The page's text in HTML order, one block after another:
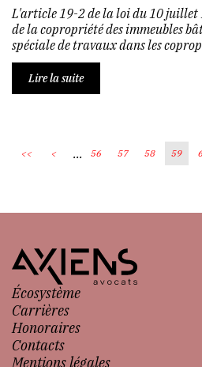
L'article 19-2 de la loi du 10
de la copropriété des immeubles
spéciale de travaux dans les
Lire la suite
<< < ... 56 57 58 59
Écosystème
Carrières
Honoraires
Contacts
Mentions légales